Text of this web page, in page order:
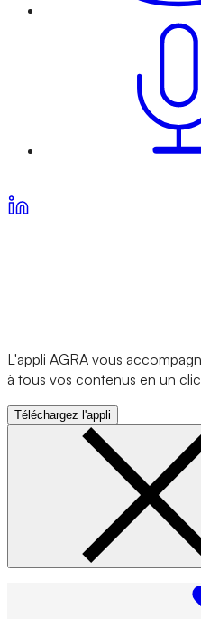
L'appli AGRA vous
à tous vos contenus en un
Téléchargez l'appli